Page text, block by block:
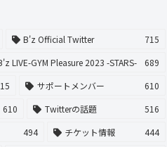
B'z Official Twitter
715
LIVE-GYM Pleasure 2023 -STARS-
689
サポートメンバー
610
610 Twitterの話題
516
494 チケット情報
444